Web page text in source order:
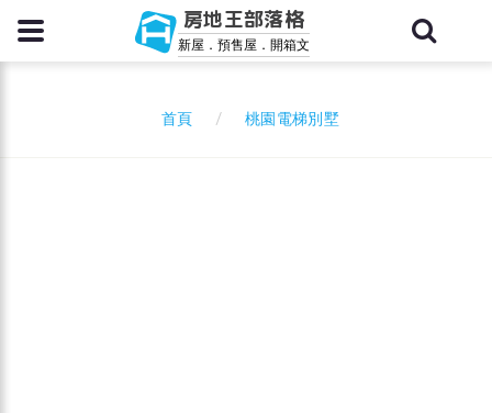
房地王部落格
新屋．預售屋．開箱文
首頁 桃園電梯別墅